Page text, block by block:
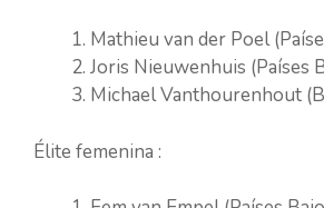
Mathieu van der Poel
Joris Nieuwenhuis (Países
Michael Vanthourenhout
Élite femenina :